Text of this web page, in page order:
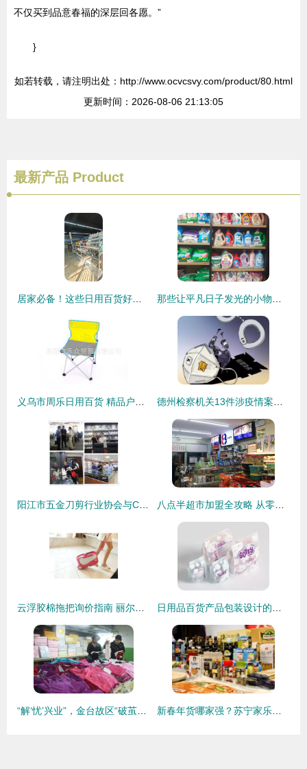
不仅买到品意春福的深层回各愿。”
}
如若转载，请注明出处：http://www.ocvcsvy.com/product/80.html
更新时间：2026-08-06 21:13:05
最新产品 Product